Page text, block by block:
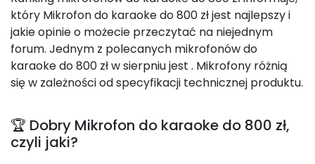
który Mikrofon do karaoke do 800 zł jest najlepszy i
jakie opinie o możecie przeczytać na niejednym
forum. Jednym z polecanych mikrofonów do
karaoke do 800 zł w sierpniu jest . Mikrofony różnią
się w zależności od specyfikacji technicznej produktu.
🏆 Dobry Mikrofon do karaoke do 800 zł,
czyli jaki?